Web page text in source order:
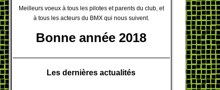
Meilleurs voeux à tous les pilotes et parents du club, et
à tous les acteurs du BMX qui nous suivent.
Bonne année 2018
Les dernières actualités